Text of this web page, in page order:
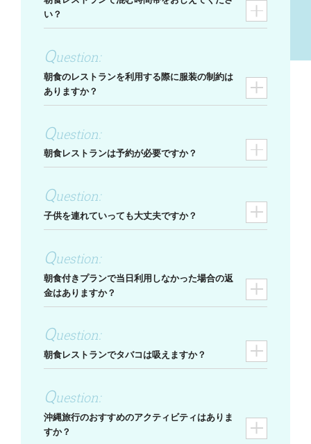
い？
朝食のレストランを利用する際に服装の制約は
ありますか？
朝食レストランは予約が必要ですか？
子供を連れていっても大丈夫ですか？
朝食付きプランで当日利用しなかった場合の返
金はありますか？
朝食レストランでタバコは吸えますか？
沖縄旅行のおすすめのアクティビティはありま
すか？